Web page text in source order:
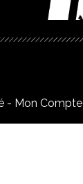
Mon Compte